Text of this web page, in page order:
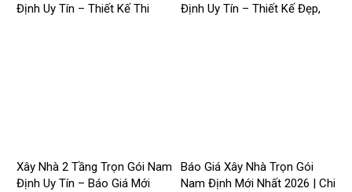
Định Uy Tín – Thiết Kế Thi
Định Uy Tín – Thiết Kế Đẹp,
Xây Nhà 2 Tầng Trọn Gói Nam
Định Uy Tín – Báo Giá Mới
Báo Giá Xây Nhà Trọn Gói
Nam Định Mới Nhất 2026 | Chi